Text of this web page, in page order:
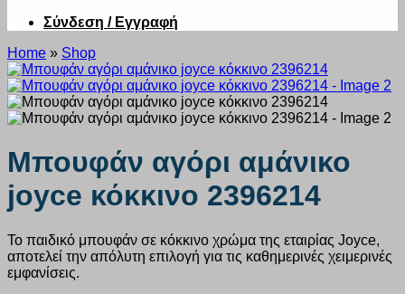
Σύνδεση / Εγγραφή
Home » Shop
Μπουφάν αγόρι αμάνικο
joyce κόκκινο 2396214
Το παιδικό μπουφάν σε κόκκινο χρώμα της εταιρίας Joyce,
αποτελεί την απόλυτη επιλογή για τις καθημερινές χειμερινές
εμφανίσεις.